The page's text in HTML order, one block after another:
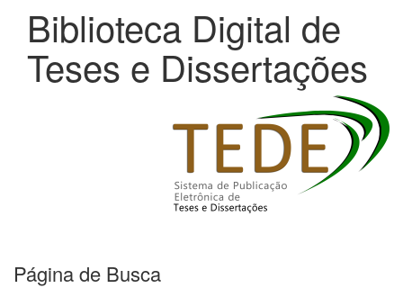
Biblioteca Digital de
Teses e Dissertações
Página de Busca